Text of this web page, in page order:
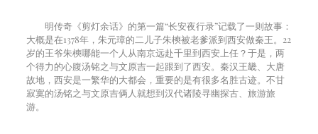
明传奇《剪灯余话》的第一篇“长安夜行录”记载了一则故事：
大概是在1378年，朱元璋的二儿子朱樉被老爹派到西安做秦王。 22
岁的王爷朱樉哪能一个人从南京远赴千里到西安上任？于是，两
个得力的心腹汤铭之与文原吉一起跟到了西安。秦汉王畿、大唐
故地，西安是一繁华的大都会，重要的是有很多名胜古迹。不甘
寂寞的汤铭之与文原吉俩人就想到汉代诸陵寻幽探古、旅游旅
游。